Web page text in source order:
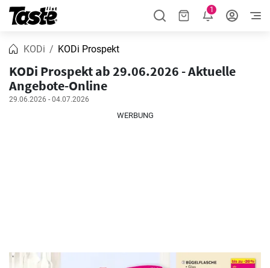
1
KODi KODi Prospekt
KODi Prospekt ab 29.06.2026 - Aktuelle
Angebote-Online
29.06.2026 - 04.07.2026
WERBUNG